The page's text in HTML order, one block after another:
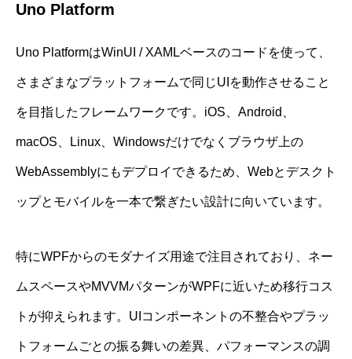
Uno Platform
Uno PlatformはWinUI / XAMLベースのコードを使って、
さまざまなプラットフォームで同じUIを動作させること
を目指したフレームワークです。iOS、Android、
macOS、Linux、Windowsだけでなくブラウザ上の
WebAssemblyにもデプロイできるため、Webとデスクト
ップとモバイルを一本で繋ぎたい設計に向いています。
特にWPFからのモダナイズ用途で注目されており、ネー
ムスペースやMVVMパターンがWPFに近いため移行コス
トが抑えられます。UIコンポーネントの不整合やプラッ
トフォームごとの振る舞いの差異、パフォーマンスの調